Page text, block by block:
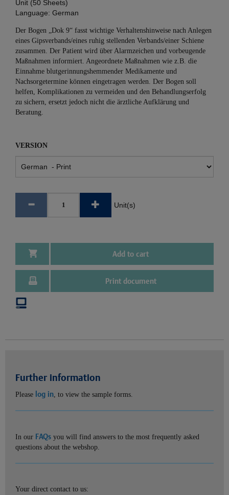
Unit (50 Sheets)
Language: German
Der Bogen „Dok 9“ fasst wichtige Verhaltenshinweise nach Anlegen
eines Gipsverbands/eines ruhig stellenden Verbands/einer Schiene
zusammen. Der Patient wird über Alarmzeichen und vorbeugende
Maßnahmen informiert. Angeordnete Maßnahmen wie z.B. die
Einnahme blutgerinnungshemmender Medikamente und
Nachsorgetermine können eingetragen werden. Der Bogen soll
helfen, Komplikationen zu vermeiden und den Behandlungserfolg
zu sichern, ersetzt jedoch nicht die ärztliche Aufklärung und
Beratung.
VERSION
Unit(s)
Add to cart
Print document
Further information
Please log in, to view the sample forms.
In our FAQs you will find answers to the most frequently asked
questions about the webshop.
Your direct contact to us: